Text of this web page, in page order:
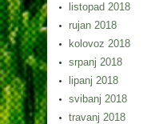
listopad 2018
rujan 2018
kolovoz 2018
srpanj 2018
lipanj 2018
svibanj 2018
travanj 2018